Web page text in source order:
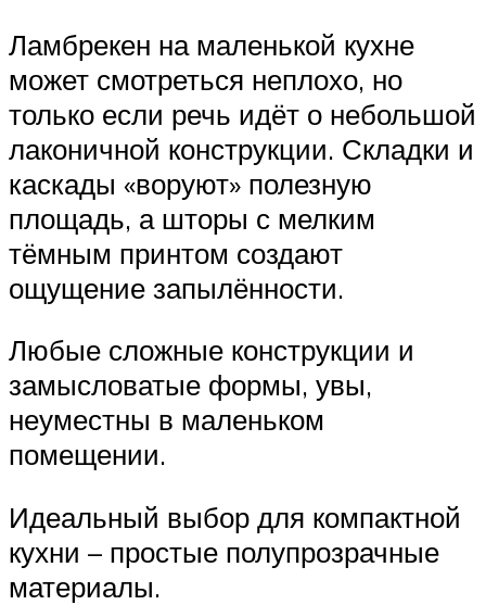
Ламбрекен на маленькой кухне
может смотреться неплохо, но
только если речь идёт о небольшой
лаконичной конструкции. Складки и
каскады «воруют» полезную
площадь, а шторы с мелким
тёмным принтом создают
ощущение запылённости.
Любые сложные конструкции и
замысловатые формы, увы,
неуместны в маленьком
помещении.
Идеальный выбор для компактной
кухни – простые полупрозрачные
материалы.